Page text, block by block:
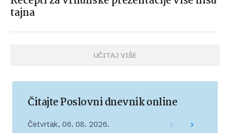
tajna
UČITAJ VIŠE
Čitajte Poslovni dnevnik online
Četvrtak, 06. 08. 2026.